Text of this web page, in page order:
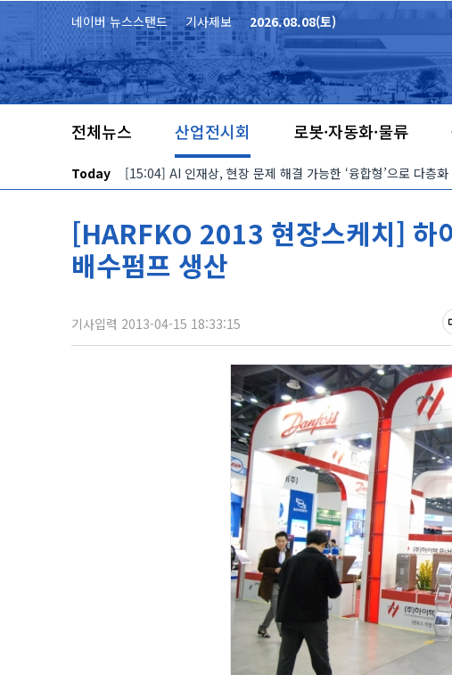
본문 바로가기
네이버 뉴스스탠드 기사제보 2026.08.08(토)
전체뉴스 산업전시회 로봇·자동화·물류
Today [15:04] AI 인재상, 현장 문제 해결 가능한 ‘융합형’으로 다층화
[HARFKO 2013 현장스케치] 하
배수펌프 생산
기사입력 2013-04-15 18:33:15